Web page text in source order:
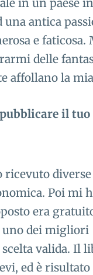
in un paese in
antica
e faticosa.
delle
affollano la
il
ricevuto diverse
Poi mi
era
uno dei migliori
valida. Il
ed è